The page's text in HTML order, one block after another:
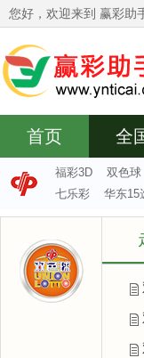
您好，欢迎来到 赢彩助
首页 全
福彩3D 双色球
七乐彩
华东15